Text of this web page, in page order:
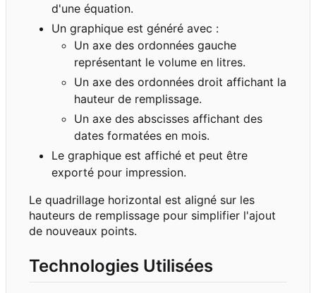
d'une équation.
Un graphique est généré avec :
Un axe des ordonnées gauche
représentant le volume en litres.
Un axe des ordonnées droit affichant la
hauteur de remplissage.
Un axe des abscisses affichant des
dates formatées en mois.
Le graphique est affiché et peut être
exporté pour impression.
Le quadrillage horizontal est aligné sur les
hauteurs de remplissage pour simplifier l'ajout
de nouveaux points.
Technologies Utilisées